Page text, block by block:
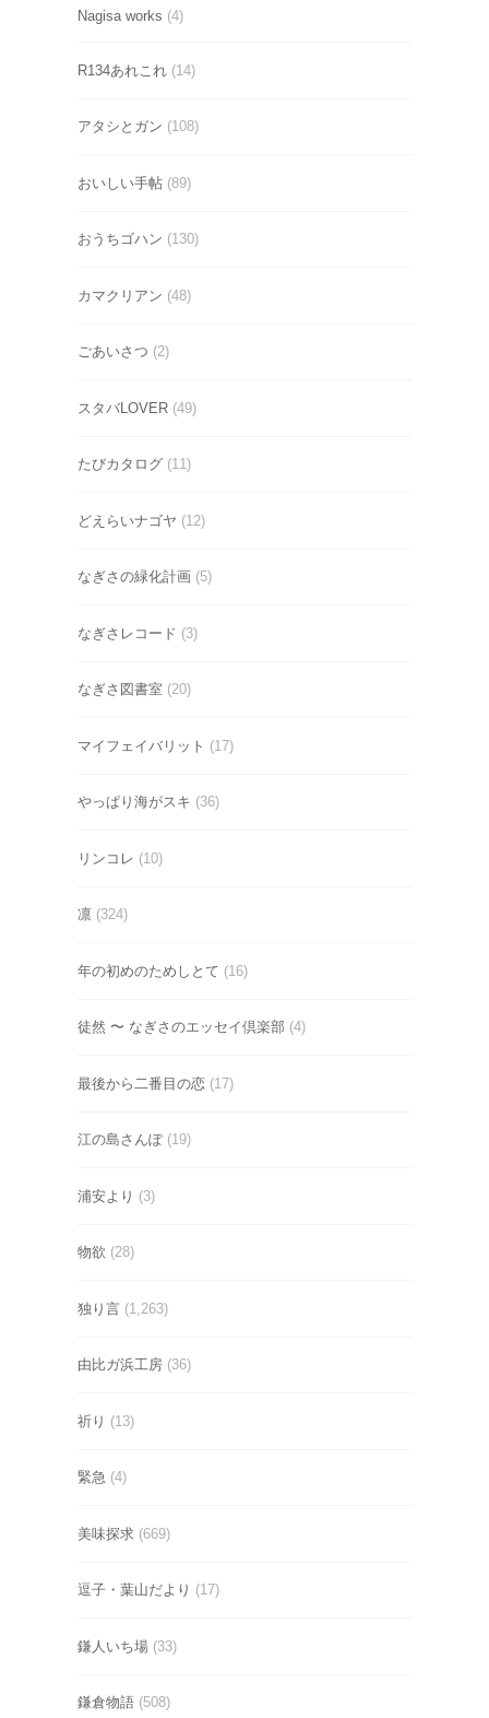
Nagisa works (4)
R134あれこれ (14)
アタシとガン (108)
おいしい手帖 (89)
おうちゴハン (130)
カマクリアン (48)
ごあいさつ (2)
スタバLOVER (49)
たびカタログ (11)
どえらいナゴヤ (12)
なぎさの緑化計画 (5)
なぎさレコード (3)
なぎさ図書室 (20)
マイフェイバリット (17)
やっぱり海がスキ (36)
リンコレ (10)
凛 (324)
年の初めのためしとて (16)
徒然 〜 なぎさのエッセイ倶楽部 (4)
最後から二番目の恋 (17)
江の島さんぽ(19)
浦安より (3)
物欲 (28)
独り言 (1,263)
由比ガ浜工房 (36)
祈り (13)
緊急 (4)
美味探求 (669)
逗子・葉山だより (17)
鎌人いち場 (33)
鎌倉物語 (508)